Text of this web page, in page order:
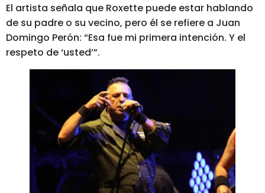
El artista señala que Roxette puede estar hablando
de su padre o su vecino, pero él se refiere a Juan
Domingo Perón: “Esa fue mi primera intención. Y el
respeto de ‘usted’”.